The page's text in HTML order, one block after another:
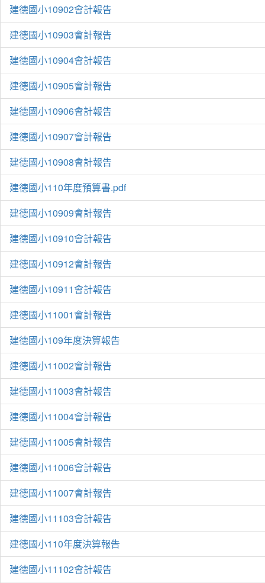
建德國小10902會計報告
建德國小10903會計報告
建德國小10904會計報告
建德國小10905會計報告
建德國小10906會計報告
建德國小10907會計報告
建德國小10908會計報告
建德國小110年度預算書.pdf
建德國小10909會計報告
建德國小10910會計報告
建德國小10912會計報告
建德國小10911會計報告
建德國小11001會計報告
建德國小109年度決算報告
建德國小11002會計報告
建德國小11003會計報告
建德國小11004會計報告
建德國小11005會計報告
建德國小11006會計報告
建德國小11007會計報告
建德國小11103會計報告
建德國小110年度決算報告
建德國小11102會計報告